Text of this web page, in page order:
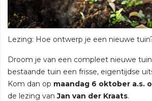
Lezing: Hoe ontwerp je een nieuwe
Droom je van een compleet nieuwe
bestaande tuin een frisse, eigentijdse
Kom dan op maandag 6 oktober a.s.
de lezing vanJan van der Kraats.